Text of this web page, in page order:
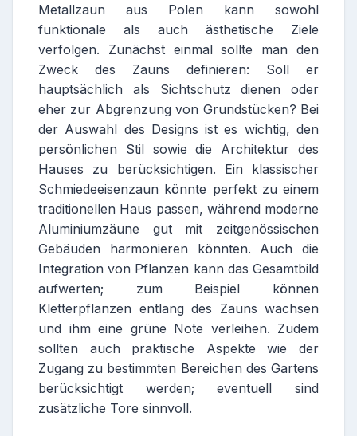
Metallzaun aus Polen kann sowohl
funktionale als auch ästhetische Ziele
verfolgen. Zunächst einmal sollte man den
Zweck des Zauns definieren: Soll er
hauptsächlich als Sichtschutz dienen oder
eher zur Abgrenzung von Grundstücken? Bei
der Auswahl des Designs ist es wichtig, den
persönlichen Stil sowie die Architektur des
Hauses zu berücksichtigen. Ein klassischer
Schmiedeeisenzaun könnte perfekt zu einem
traditionellen Haus passen, während moderne
Aluminiumzäune gut mit zeitgenössischen
Gebäuden harmonieren könnten. Auch die
Integration von Pflanzen kann das Gesamtbild
aufwerten; zum Beispiel können
Kletterpflanzen entlang des Zauns wachsen
und ihm eine grüne Note verleihen. Zudem
sollten auch praktische Aspekte wie der
Zugang zu bestimmten Bereichen des Gartens
berücksichtigt werden; eventuell sind
zusätzliche Tore sinnvoll.